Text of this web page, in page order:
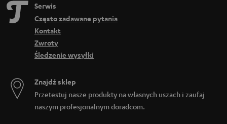
Serwis
Często zadawane pytania
Kontakt
Zwroty
Śledzenie wysyłki
Znajdź sklep
Przetestuj nasze produkty na własnych uszach i zaufaj
naszym profesjonalnym doradcom.